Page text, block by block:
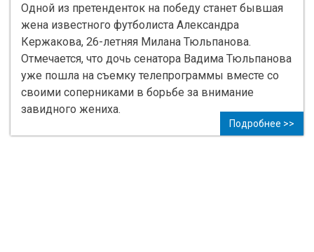
Одной из претенденток на победу станет бывшая
жена известного футболиста Александра
Кержакова, 26-летняя Милана Тюльпанова.
Отмечается, что дочь сенатора Вадима Тюльпанова
уже пошла на съемку телепрограммы вместе со
своими соперниками в борьбе за внимание
завидного жениха.
Подробнее >>